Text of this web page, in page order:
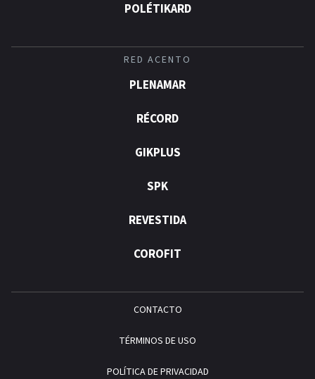
POLÉTIKARD
RED ACENTO
PLENAMAR
RÉCORD
GIKPLUS
SPK
REVESTIDA
COROFIT
CONTACTO
TÉRMINOS DE USO
POLÍTICA DE PRIVACIDAD